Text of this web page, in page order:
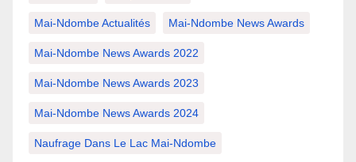
Mai-Ndombe Actualités Mai-Ndombe News Awards
Mai-Ndombe News Awards 2022
Mai-Ndombe News Awards 2023
Mai-Ndombe News Awards 2024
Naufrage Dans Le Lac Mai-Ndombe